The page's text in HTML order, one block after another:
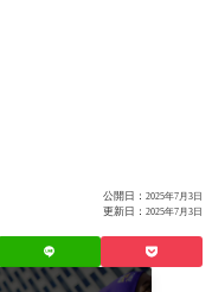
公開日： 2025年7月3日
更新日： 2025年7月3日